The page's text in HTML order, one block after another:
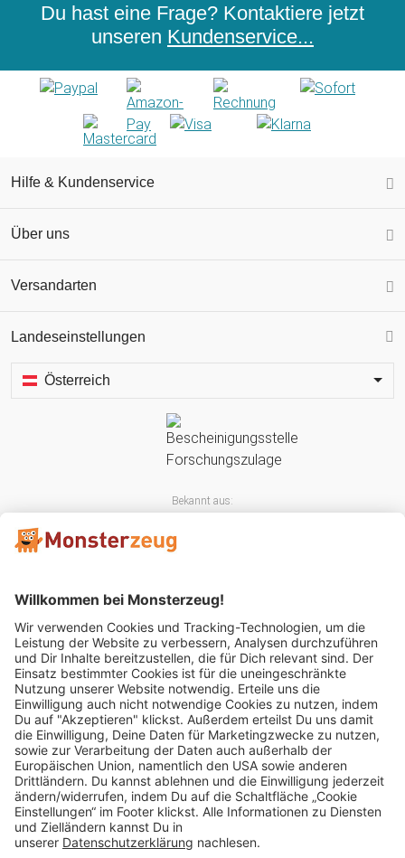
Du hast eine Frage? Kontaktiere jetzt
unseren Kundenservice...
Hilfe & Kundenservice
Über uns
Versandarten
Landeseinstellungen
Österreich
Bekannt aus:
Mitglied im:
Impressum AGB Widerrufsbelehrung